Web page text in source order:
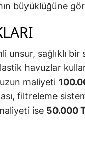
büyüklüğüne
sağlıklı bir
havuzlar
maliyeti
filtreleme
ise 50.000